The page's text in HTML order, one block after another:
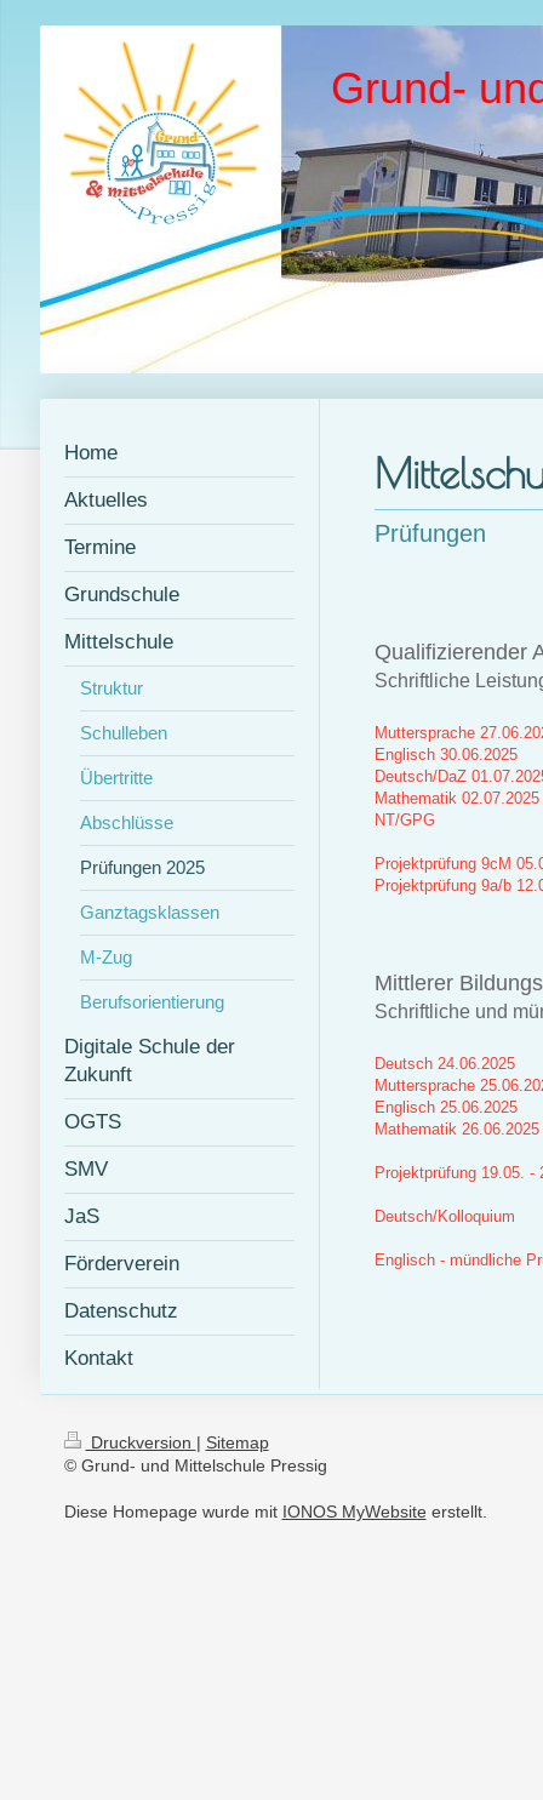
Grund-
Home
Aktuelles
Termine
Grundschule
Mittelschule
Struktur
Schulleben
Übertritte
Abschlüsse
Prüfungen 2025
Ganztagsklassen
M-Zug
Berufsorientierung
Digitale Schule der
Zukunft
OGTS
SMV
JaS
Förderverein
Datenschutz
Kontakt
Prüfungen
Qualifizierender
Schriftliche
Muttersprache
Englisch 30.06.2025
Deutsch/DaZ
Mathematik 02.07.2025
NT/GPG
Projektprüfung 9cM
Projektprüfung 9a/b
Mittlerer
Schriftliche und
Deutsch 24.06.2025
Muttersprache
Englisch 25.06.2025
Mathematik 26.06.2025
Projektprüfung 19.05. -
Deutsch/Kolloquium
Englisch - mündliche
Druckversion | Sitemap
© Grund- und Mittelschule Pressig
Diese Homepage wurde mit IONOS MyWebsite erstellt.